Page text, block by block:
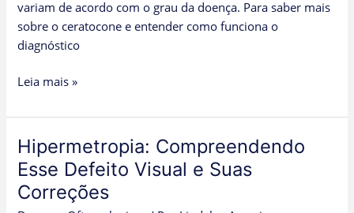
variam de acordo com o grau da doença. Para saber mais
sobre o ceratocone e entender como funciona o
diagnóstico
Leia mais »
Hipermetropia: Compreendendo
Esse Defeito Visual e Suas
Correções
Hipermetropia:
Compreendendo
Esse
Defeito